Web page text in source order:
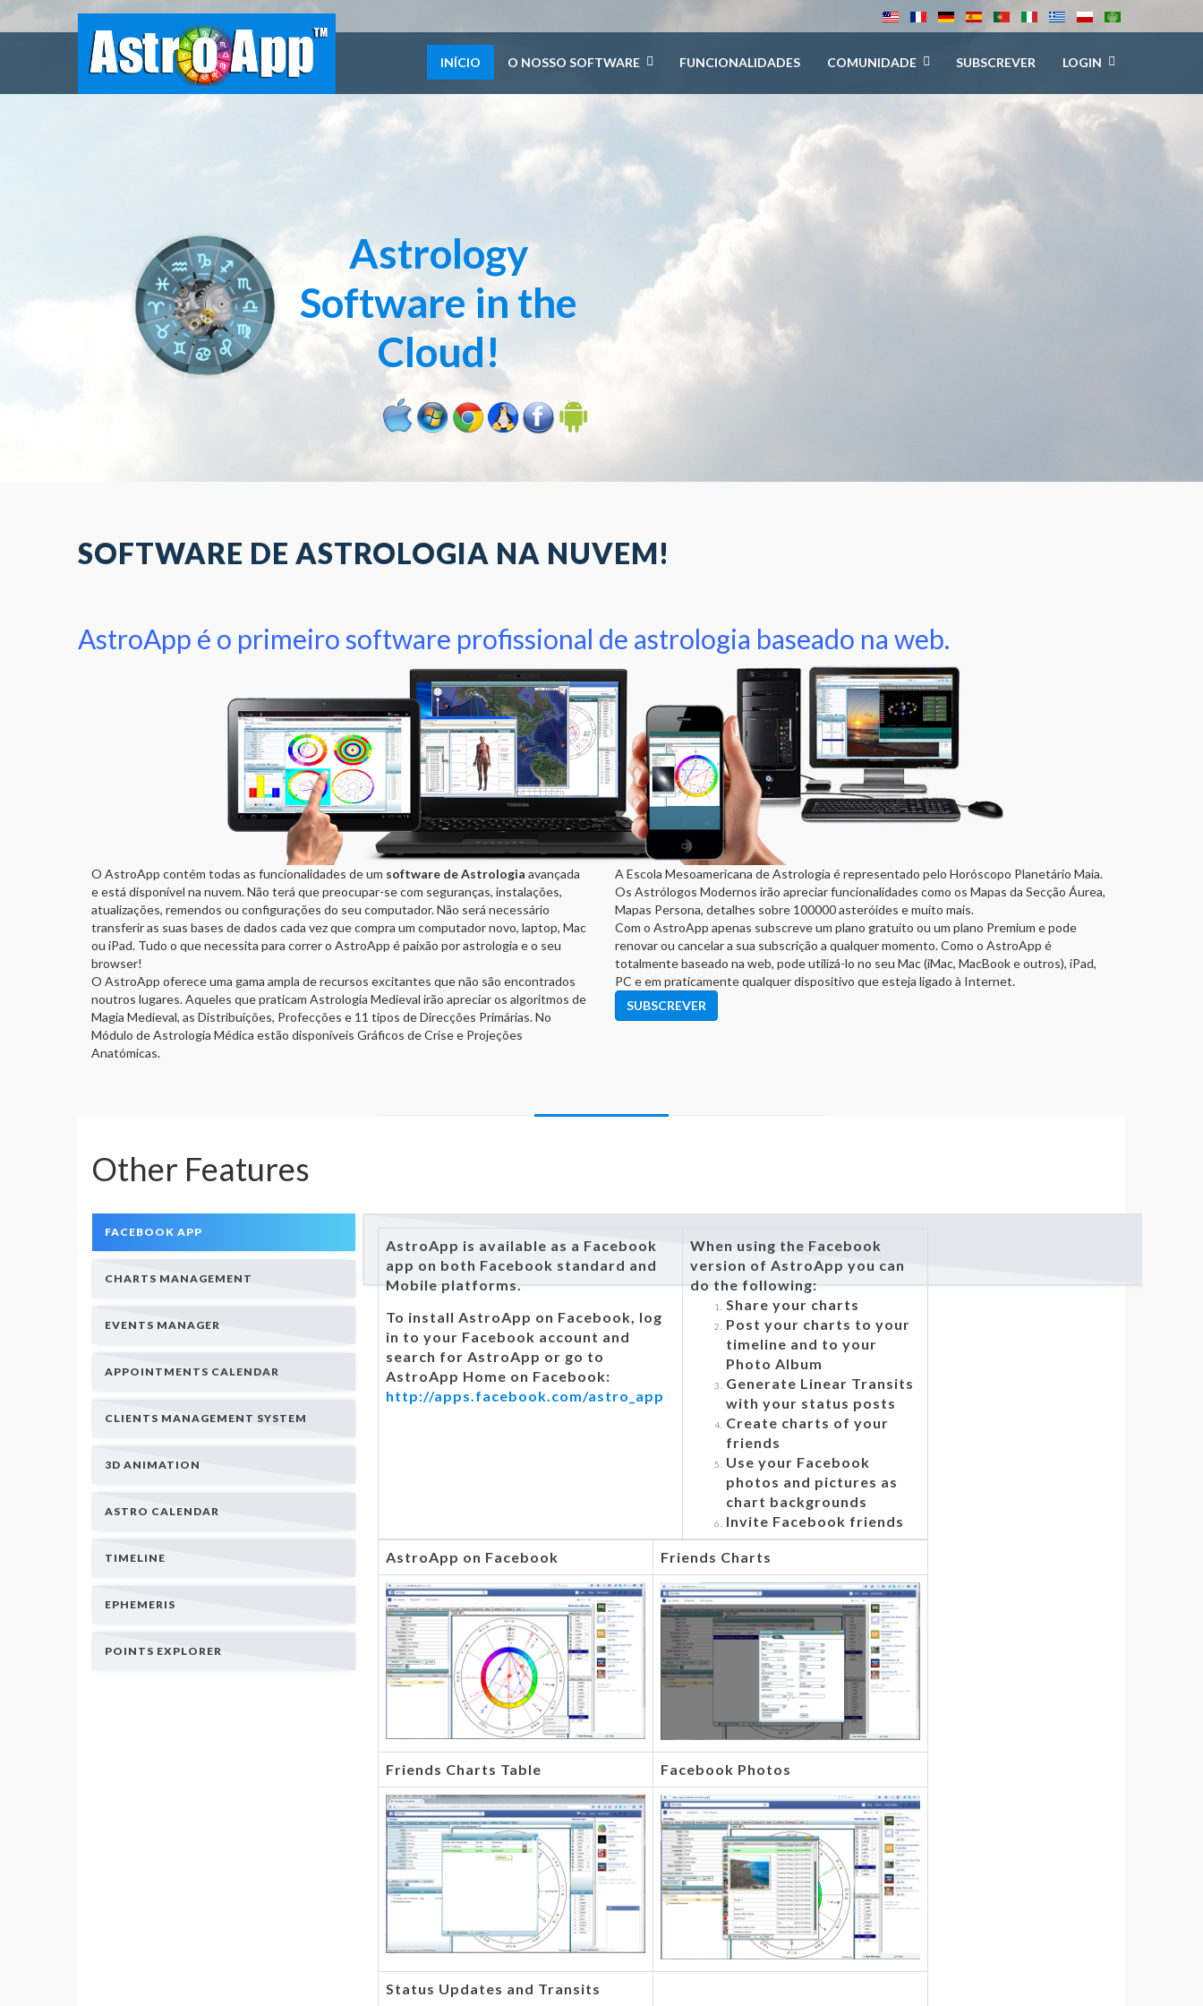
INÍCIO O NOSSO SOFTWARE FUNCIONALIDADES COMUNIDADE SUBSCREVER LOGIN
Astrology
Software in the
Cloud!
SOFTWARE DE ASTROLOGIA NA NUVEM!
AstroApp é o primeiro software profissional de astrologia baseado na web.
O AstroApp contém todas as funcionalidades de um software de Astrologia avançada
e está disponível na nuvem. Não terá que preocupar-se com seguranças, instalações,
atualizações, remendos ou configurações do seu computador. Não será necessário
transferir as suas bases de dados cada vez que compra um computador novo, laptop, Mac
ou iPad. Tudo o que necessita para correr o AstroApp é paixão por astrologia e o seu
browser!
O AstroApp oferece uma gama ampla de recursos excitantes que não são encontrados
noutros lugares. Aqueles que praticam Astrologia Medieval irão apreciar os algoritmos de
Magia Medieval, as Distribuições, Profecções e 11 tipos de Direcções Primárias. No
Módulo de Astrologia Médica estão disponíveis Gráficos de Crise e Projeções
Anatómicas.
A Escola Mesoamericana de Astrologia é representado pelo Horóscopo Planetário Maia.
Os Astrólogos Modernos irão apreciar funcionalidades como os Mapas da Secção Áurea,
Mapas Persona, detalhes sobre 100000 asteróides e muito mais.
Com o AstroApp apenas subscreve um plano gratuito ou um plano Premium e pode
renovar ou cancelar a sua subscrição a qualquer momento. Como o AstroApp é
totalmente baseado na web, pode utilizá-lo no seu Mac (iMac, MacBook e outros), iPad,
PC e em praticamente qualquer dispositivo que esteja ligado à Internet.
SUBSCREVER
Other Features
FACEBOOK APP
CHARTS MANAGEMENT
EVENTS MANAGER
APPOINTMENTS CALENDAR
CLIENTS MANAGEMENT SYSTEM
3D ANIMATION
ASTRO CALENDAR
TIMELINE
EPHEMERIS
POINTS EXPLORER
AstroApp is available as a Facebook
app on both Facebook standard and
Mobile platforms.
To install AstroApp on Facebook, log
in to your Facebook account and
search for AstroApp or go to
AstroApp Home on Facebook:
http://apps.facebook.com/astro_app
When using the Facebook
version of AstroApp you can
do the following:
Share your charts
Post your charts to your
timeline and to your
Photo Album
Generate Linear Transits
with your status posts
Create charts of your
friends
Use your Facebook
photos and pictures as
chart backgrounds
Invite Facebook friends
AstroApp on Facebook Friends Charts
Friends Charts Table Facebook Photos
Status Updates and Transits